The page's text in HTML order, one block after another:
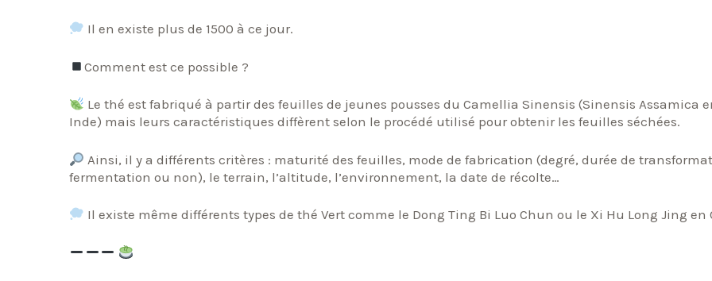
Il en existe plus de 1500 à ce jour.
Comment est ce possible ?
Le thé est fabriqué à partir des feuilles de jeunes pousses du Camellia Sinensis (Sinensis Assamica
Inde) mais leurs caractéristiques diffèrent selon le procédé utilisé pour obtenir les feuilles séchées.
Ainsi, il y a différents critères : maturité des feuilles, mode de fabrication (degré, durée de
fermentation ou non), le terrain, l’altitude, l’environnement, la date de récolte…
Il existe même différents types de thé Vert comme le Dong Ting Bi Luo Chun ou le Xi Hu Long Jing en